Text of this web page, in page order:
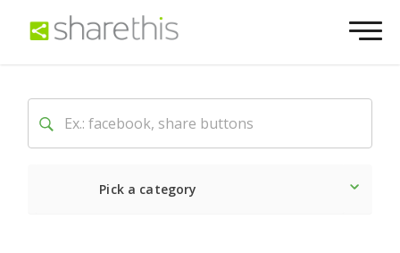
Pick a category